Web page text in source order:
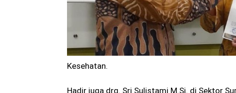
Kesehatan.
Hadir juga drg. Sri Sulistami M.Si. di Sektor